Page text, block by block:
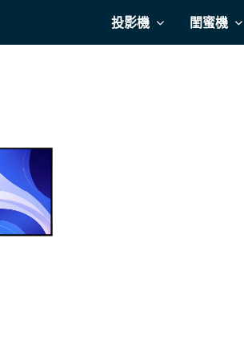
投影機 閨蜜機